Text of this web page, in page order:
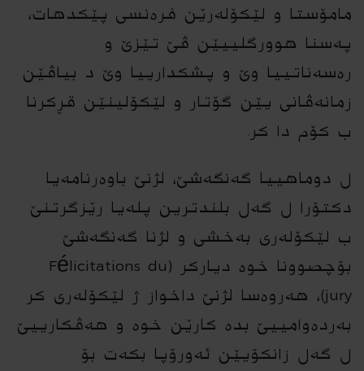
مامۆستا و لێکۆلەرێن فرەنسى پێکدهات،
پەسنا هوورگلییێن ڤێ تێزێ و
رەسەناتییا وێ و پشکدارییا وێ د بیاڤێن
زمانەڤانى یێن گۆتار و لێکۆلینێن قڕکرنا
ب کۆم دا کر.
ل دوماهییا گەنگەشێ، لژنێ باوەرنامەیا
دکتۆرا ل گەل بلندترین پلەیا رێزگرتنێ
ب لێکۆلەرى بەخشى و لژنا گەنگەشێ
بۆچصوونا خوە دیارکر (Félicitations du
jury)، هەروەسا لژنێ داخواز ژ لێکۆلەرى کر
بەردەوامییێ بدە کارێن خوە و هەڤکارییێ
ل گەل زانکۆیێن ئەورۆپا بکەت بۆ